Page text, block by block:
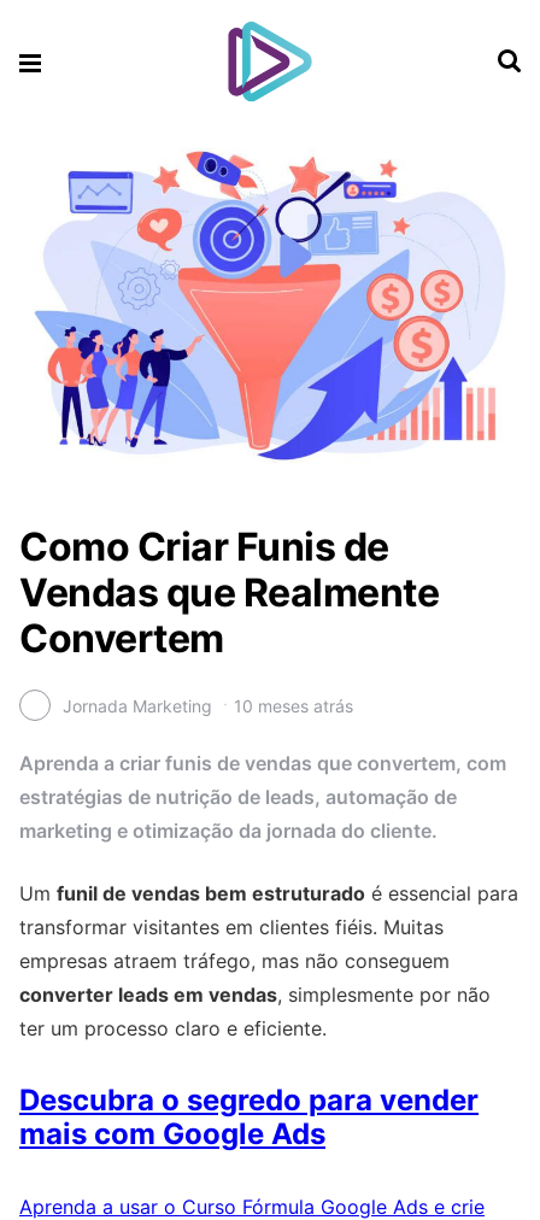
Como Criar Funis de
Vendas que Realmente
Convertem
Jornada Marketing 10 meses atrás
Aprenda a criar funis de vendas que convertem, com
estratégias de nutrição de leads, automação de
marketing e otimização da jornada do cliente.
Um funil de vendas bem estruturado é essencial para
transformar visitantes em clientes fiéis. Muitas
empresas atraem tráfego, mas não conseguem
converter leads em vendas, simplesmente por não
ter um processo claro e eficiente.
Descubra o segredo para vender
mais com Google Ads
Aprenda a usar o Curso Fórmula Google Ads e crie